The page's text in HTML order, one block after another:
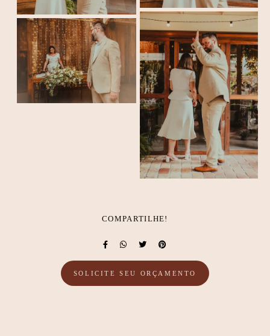
COMPARTILHE!
SOLICITE SEU ORÇAMENTO